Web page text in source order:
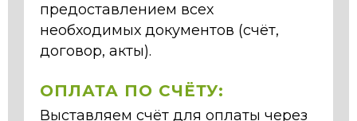
предоставлением всех
необходимых документов (счёт,
договор, акты).
ОПЛАТА ПО СЧЁТУ:
Выставляем счёт для оплаты через